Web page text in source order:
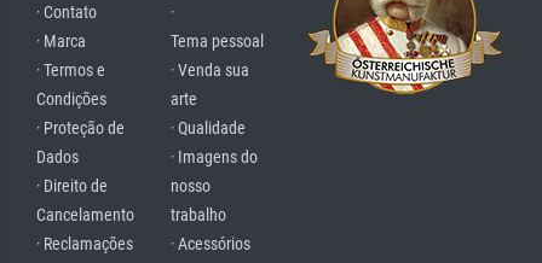
· Contato
· Marca
· Termos e
Condições
· Proteção de
Dados
· Direito de
Cancelamento
· Reclamações
·
Tema pessoal
· Venda sua
arte
· Qualidade
· Imagens do
nosso
trabalho
· Acessórios